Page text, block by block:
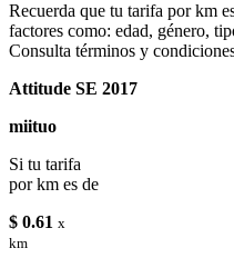
Recuerda que tu tarifa por km
factores como: edad, género,
Consulta términos y
Attitude SE 2017
miituo
Si tu tarifa
por km es de
$ 0.61 x
km